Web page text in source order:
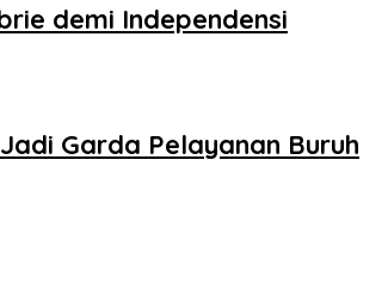
demi Independensi
Garda Pelayanan Buruh